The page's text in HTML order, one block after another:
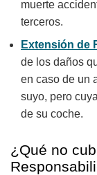
muerte
terceros.
Extensión de
de los daños
en caso de un
suyo, pero
de su coche.
¿Qué no